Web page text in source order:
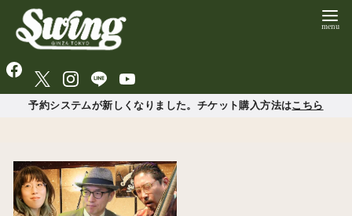
予約システムが新しくなりました。チケット購入方法はこちら